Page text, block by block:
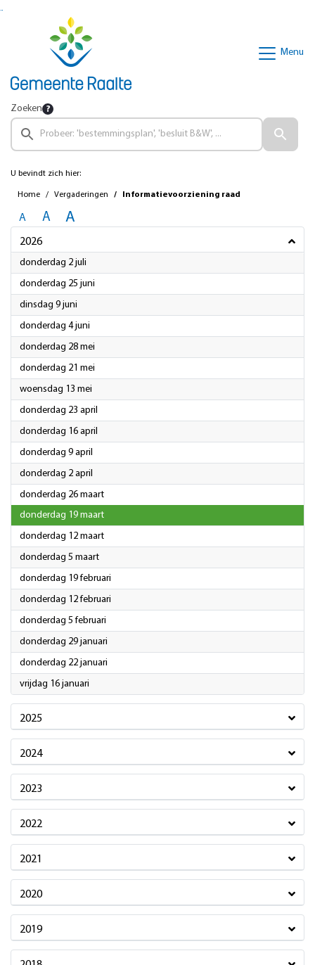
Ga naar de inhoud van deze pagina
Ga naar het zoeken
Menu
Zoeken
U bevindt zich hier:
Home Vergaderingen Informatievoorziening raad
A A A
2026
donderdag 2 juli
donderdag 25 juni
dinsdag 9 juni
donderdag 4 juni
donderdag 28 mei
donderdag 21 mei
woensdag 13 mei
donderdag 23 april
donderdag 16 april
donderdag 9 april
donderdag 2 april
donderdag 26 maart2026
donderdag 19 maart2026
donderdag 12 maart2026
donderdag 5 maart2026
donderdag 19 februari
donderdag 12 februari
donderdag 5 februari
donderdag 29 januari
donderdag 22 januari
vrijdag 16 januari
2025
2024
2023
2022
2021
2020
2019